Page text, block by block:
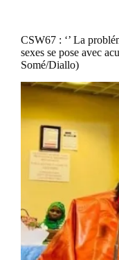
CSW67 : ‘’ La
sexes se pose avec
Somé/Diallo)